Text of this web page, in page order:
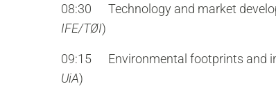
08:30 Technology and market
IFE/TØI)
09:15 Environmental footprints and
UiA)